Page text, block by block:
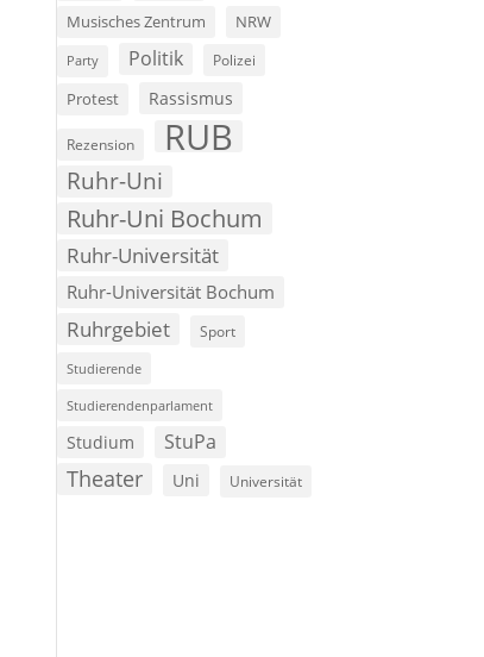
Musisches Zentrum NRW
Party Politik Polizei
Protest Rassismus
Rezension RUB
Ruhr-Uni
Ruhr-Uni Bochum
Ruhr-Universität
Ruhr-Universität Bochum
Ruhrgebiet Sport
Studierende
Studierendenparlament
Studium StuPa
Theater Uni Universität